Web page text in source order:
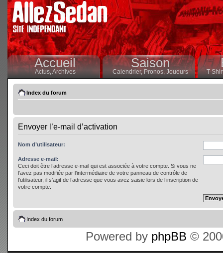
Accueil
Actus,Archives
Saison
Calendrier,Pronos, Joueurs T-
Index du forum
Envoyer l’e-mail d’activation
Nom d’utilisateur:
Adresse e-mail:
Ceci doit être l’adresse e-mail qui est associée à votre compte. Si vous ne
l’avez pas modifiée par l’intermédiaire de votre panneau de contrôle de
l’utilisateur, il s’agit de l’adresse que vous avez saisie lors de l’inscription de
votre compte.
Index du forum
Powered by phpBB ©